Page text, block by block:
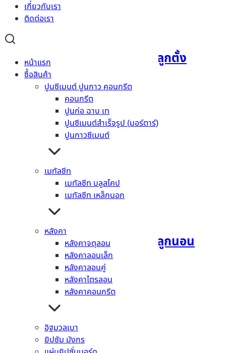
เกี่ยวกับเรา
ติดต่อเรา
หน้าแรก
ซื้อสินค้า
ปูนซีเมนต์ ปูนกาว คอนกรีต
คอนกรีต
ปูนก่อ ฉาบ เท
ปูนซีเมนต์สำเร็จรูป (มอร์ตาร์)
ปูนกาวซีเมนต์
เมทัลชีท
เมทัลชีท บลูสโคป
เมทัลชีท เหล็กนอก
หลังคา
หลังคาจตุลอน
หลังคาลอนเล็ก
หลังคาลอนคู่
หลังคาไตรลอน
หลังคาคอนกรีต
อิฐมวลเบา
ยิปซัม มังกร
ไม้บันไดคัลเลอร์ทรูเฌอร่า ลูกตั้ง
อ่านเพิ่ม
ไม้บันไดคัลเลอร์ทรูเฌอร่า ลูกนอน
ไม้บันไดเฌอร่า ลูกนอน